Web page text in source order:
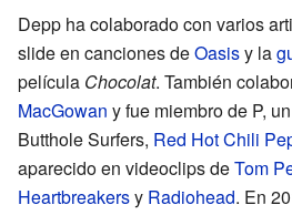
Depp ha colaborado con varios
slide en canciones deOasisy la
película Chocolat. También
MacGowan y fue miembro de P,
Butthole Surfers, Red Hot Chili
aparecido en videoclips deTom
Heartbreakersy Radiohead. En